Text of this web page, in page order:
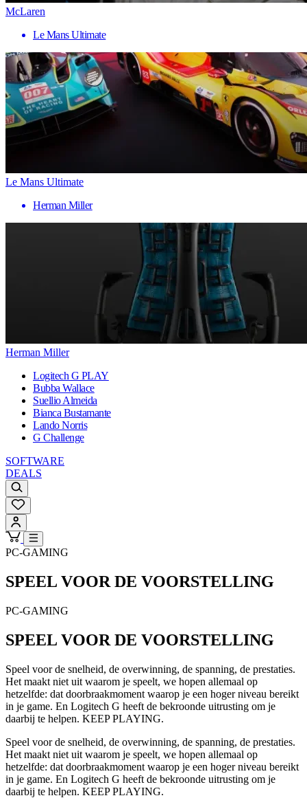
McLaren
Le Mans Ultimate
Le Mans Ultimate
Herman Miller
Herman Miller
Logitech G PLAY
Bubba Wallace
Suellio Almeida
Bianca Bustamante
Lando Norris
G Challenge
SOFTWARE
DEALS
PC-GAMING
SPEEL VOOR DE VOORSTELLING
PC-GAMING
SPEEL VOOR DE VOORSTELLING
Speel voor de snelheid, de overwinning, de spanning, de prestaties.
Het maakt niet uit waarom je speelt, we hopen allemaal op
hetzelfde: dat doorbraakmoment waarop je een hoger niveau bereikt
in je game. En Logitech G heeft de bekroonde uitrusting om je
daarbij te helpen. KEEP PLAYING.
Speel voor de snelheid, de overwinning, de spanning, de prestaties.
Het maakt niet uit waarom je speelt, we hopen allemaal op
hetzelfde: dat doorbraakmoment waarop je een hoger niveau bereikt
in je game. En Logitech G heeft de bekroonde uitrusting om je
daarbij te helpen. KEEP PLAYING.